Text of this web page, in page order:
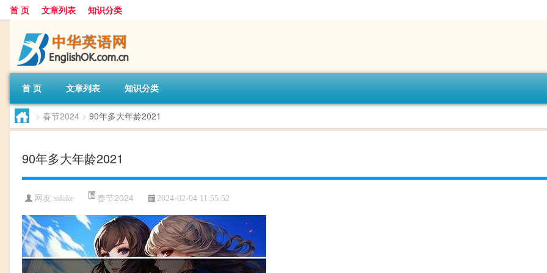
首 页 文章列表 知识分类
首 页 文章列表 知识分类
> 春节2024 > 90年多大年龄2021
90年多大年龄2021
网友:sslake 春节2024 2024-02-04 11:55:52